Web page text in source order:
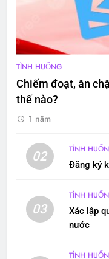
TÌNH HUỐNG
Chiếm đoạt, ăn
thế nào?
1 năm
02
TÌNH
Đăng ký
03
TÌNH
Xác lập
nước
TÌNH